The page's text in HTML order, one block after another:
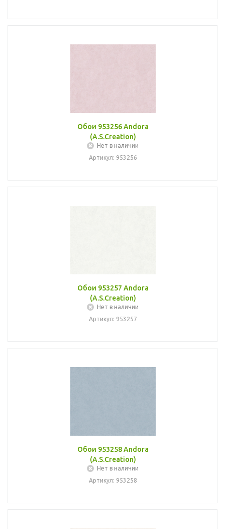
Обои 953256 Andora
(A.S.Creation)
Нет в наличии
Артикул: 953256
Обои 953257 Andora
(A.S.Creation)
Нет в наличии
Артикул: 953257
Обои 953258 Andora
(A.S.Creation)
Нет в наличии
Артикул: 953258